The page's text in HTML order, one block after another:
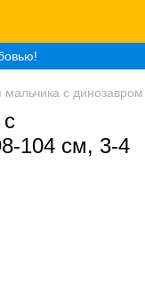
мальчика с
104 см, 3-4